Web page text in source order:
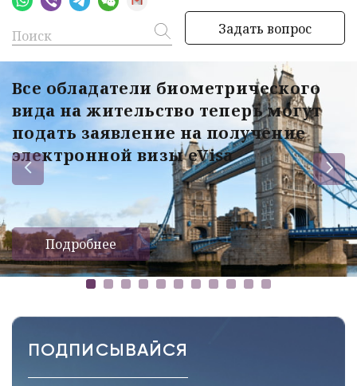
Задать вопрос
Все обладатели биометрического
вида на жительство теперь могут
подать заявление на получение
электронной визы eVisa
Подробнее
ПОДПИСЫВАЙСЯ